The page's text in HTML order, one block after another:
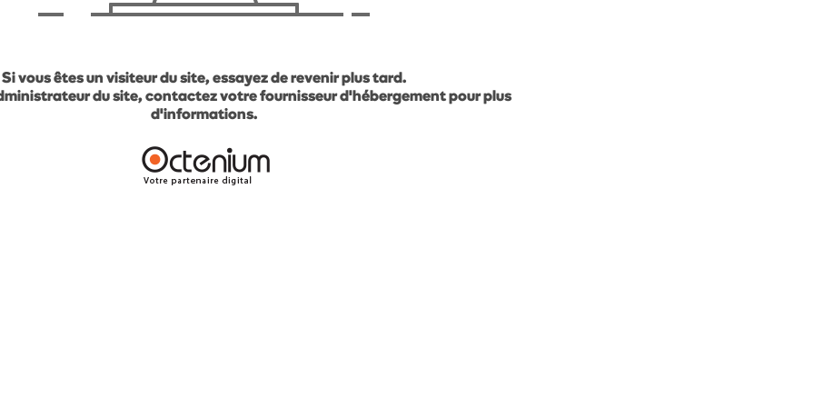
Si vous êtes un visiteur du site, essayez de revenir plus tard.
du site, contactez votre fournisseur d'hébergement pour plus
d'informations.